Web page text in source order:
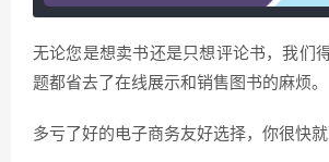
无论您是想卖书还是只想评论书，我们
题都省去了在线展示和销售图书的麻烦。
多亏了好的电子商务友好选择，你很快就